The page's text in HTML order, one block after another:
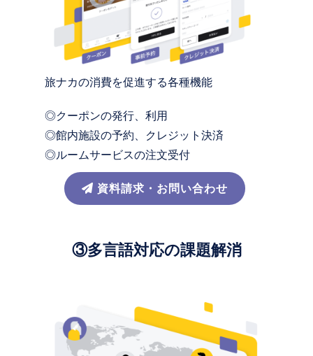
旅ナカの消費を促進する各種機能
◎クーポンの発行、利用
◎館内施設の予約、クレジット決済
◎ルームサービスの注文受付
資料請求・お問い合わせ
③多言語対応の課題解消